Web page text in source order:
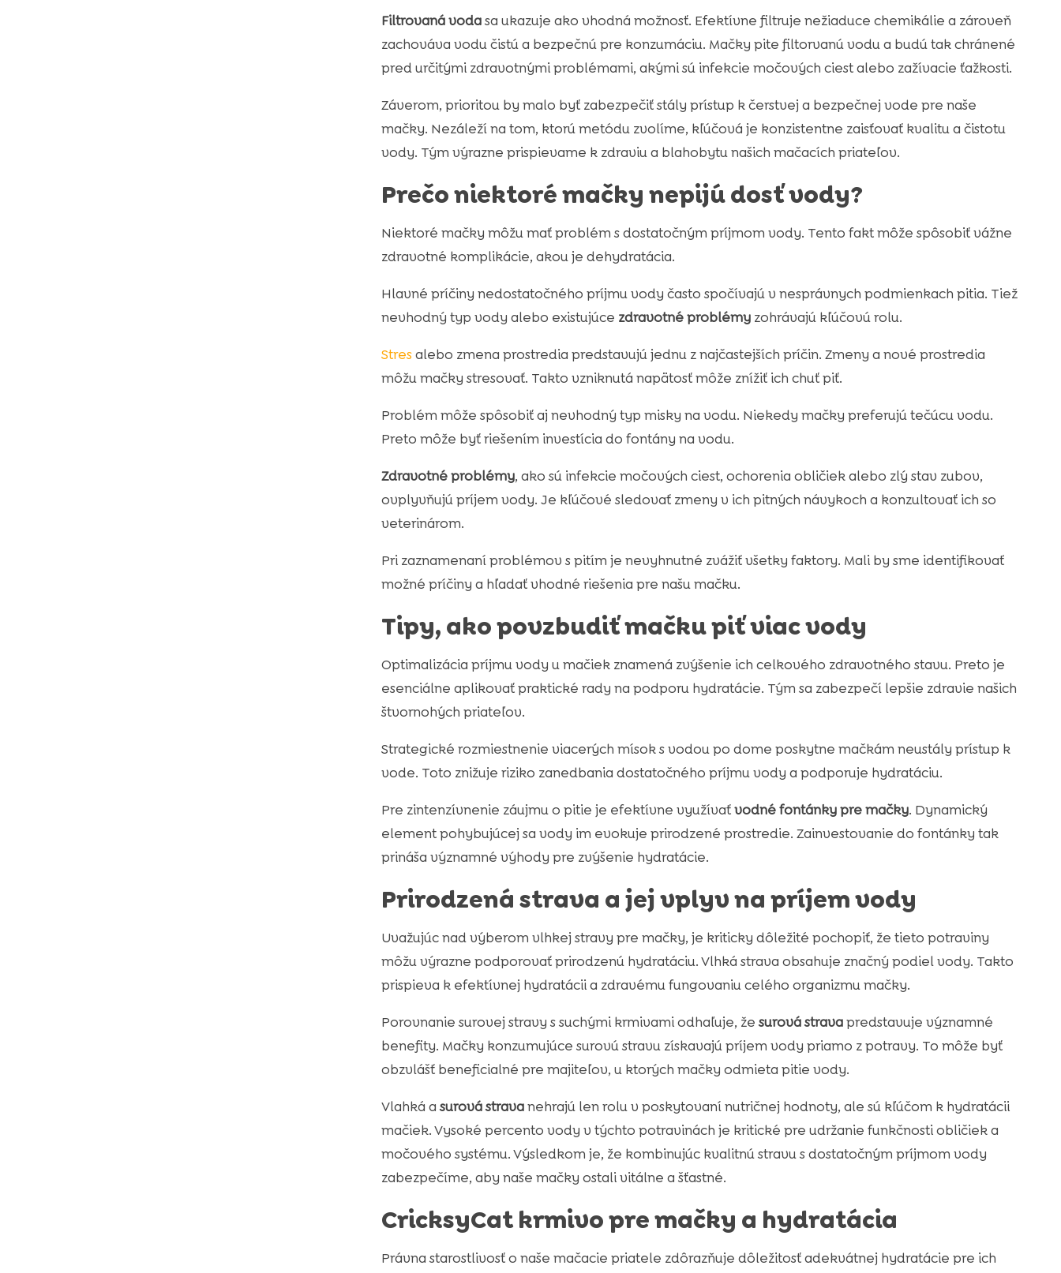
Filtrovaná vodasa ukazuje ako vhodná možnosť. Efektívne filtruje nežiaduce chemikálie a zároveň
zachováva vodu čistú a bezpečnú pre konzumáciu. Mačky pite filtorvanú vodu a budú tak chránené
pred určitými zdravotnými problémami, akými sú infekcie močových ciest alebo zažívacie ťažkosti.
Záverom, prioritou by malo byť zabezpečiť stály prístup k čerstvej a bezpečnej vode pre naše
mačky. Nezáleží na tom, ktorú metódu zvolíme, kľúčová je konzistentne zaisťovať kvalitu a čistotu
vody. Tým výrazne prispievame k zdraviu a blahobytu našich mačacích priateľov.
Prečo niektoré mačky nepijú dosť vody?
Niektoré mačky môžu mať problém s dostatočným príjmom vody. Tento fakt môže spôsobiť vážne
zdravotné komplikácie, akou je dehydratácia.
Hlavné príčiny nedostatočného príjmu vody často spočívajú v nesprávnych podmienkach pitia. Tiež
nevhodný typ vody alebo existujúce zdravotné problémyzohrávajú kľúčovú rolu.
Stresalebo zmena prostredia predstavujú jednu z najčastejších príčin. Zmeny a nové prostredia
môžu mačky stresovať. Takto vzniknutá napätosť môže znížiť ich chuť piť.
Problém môže spôsobiť aj nevhodný typ misky na vodu. Niekedy mačky preferujú tečúcu vodu.
Preto môže byť riešením investícia do fontány na vodu.
Zdravotné problémy, ako sú infekcie močových ciest, ochorenia obličiek alebo zlý stav zubov,
ovplyvňujú príjem vody. Je kľúčové sledovať zmeny v ich pitných návykoch a konzultovať ich so
veterinárom.
Pri zaznamenaní problémov s pitím je nevyhnutné zvážiť všetky faktory. Mali by sme identifikovať
možné príčiny a hľadať vhodné riešenia pre našu mačku.
Tipy, ako povzbudiť mačku piť viac vody
Optimalizácia príjmu vody u mačiek znamená zvýšenie ich celkového zdravotného stavu. Preto je
esenciálne aplikovať praktické rady na podporu hydratácie. Tým sa zabezpečí lepšie zdravie našich
štvornohých priateľov.
Strategické rozmiestnenie viacerých mísok s vodou po dome poskytne mačkám neustály prístup k
vode. Toto znižuje riziko zanedbania dostatočného príjmu vody a podporuje hydratáciu.
Pre zintenzívnenie záujmu o pitie je efektívne využívaťvodné fontánky pre mačky. Dynamický
element pohybujúcej sa vody im evokuje prirodzené prostredie. Zainvestovanie do fontánky tak
prináša významné výhody pre zvýšenie hydratácie.
Prirodzená strava a jej vplyv na príjem vody
Uvažujúc nad výberom vlhkej stravy pre mačky, je kriticky dôležité pochopiť, že tieto potraviny
môžu výrazne podporovať prirodzenú hydratáciu. Vlhká strava obsahuje značný podiel vody. Takto
prispieva k efektívnej hydratácii a zdravému fungovaniu celého organizmu mačky.
Porovnanie surovej stravy s suchými krmivami odhaľuje, že surová stravapredstavuje významné
benefity. Mačky konzumujúce surovú stravu získavajú príjem vody priamo z potravy. To môže byť
obzvlášť beneficialné pre majiteľov, u ktorých mačky odmieta pitie vody.
Vlahká a surová stravanehrajú len rolu v poskytovaní nutričnej hodnoty, ale sú kľúčom k hydratácii
mačiek. Vysoké percento vody v týchto potravinách je kritické pre udržanie funkčnosti obličiek a
močového systému. Výsledkom je, že kombinujúc kvalitnú stravu s dostatočným príjmom vody
zabezpečíme, aby naše mačky ostali vitálne a šťastné.
CricksyCat krmivo pre mačky a hydratácia
Právna starostlivosť o naše mačacie priatele zdôrazňuje dôležitosť adekvátnej hydratácie pre ich